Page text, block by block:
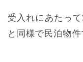
受入れにあたっ
と同様で民泊物